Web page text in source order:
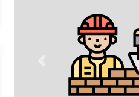
Denně pro Vás v Motole
ty nejkvalitnější a
drobného zdění či oprav až
kompletní rekonstrukce